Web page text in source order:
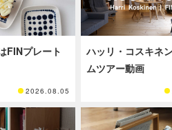
FINプレート
2026.08.05
ハッリ・コスキネ
ムツアー動画